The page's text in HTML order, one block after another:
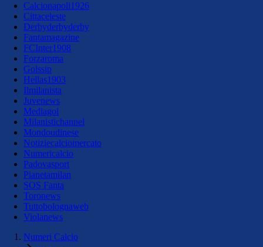
Calcionapoli1926
Cittaceleste
Derbyderbyderby
Fantamagazine
FCInter1908
Forzaroma
Golssip
Hellas1903
Ilmilanista
Juvenews
Mediagol
Milanistichannel
Mondoudinese
Notiziecalciomercato
Numericalcio
Padovasport
Pianetamilan
SOS Fanta
Toronews
Tuttobolognaweb
Violanews
Numeri Calcio